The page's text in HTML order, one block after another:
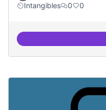
Intangibles
0 0